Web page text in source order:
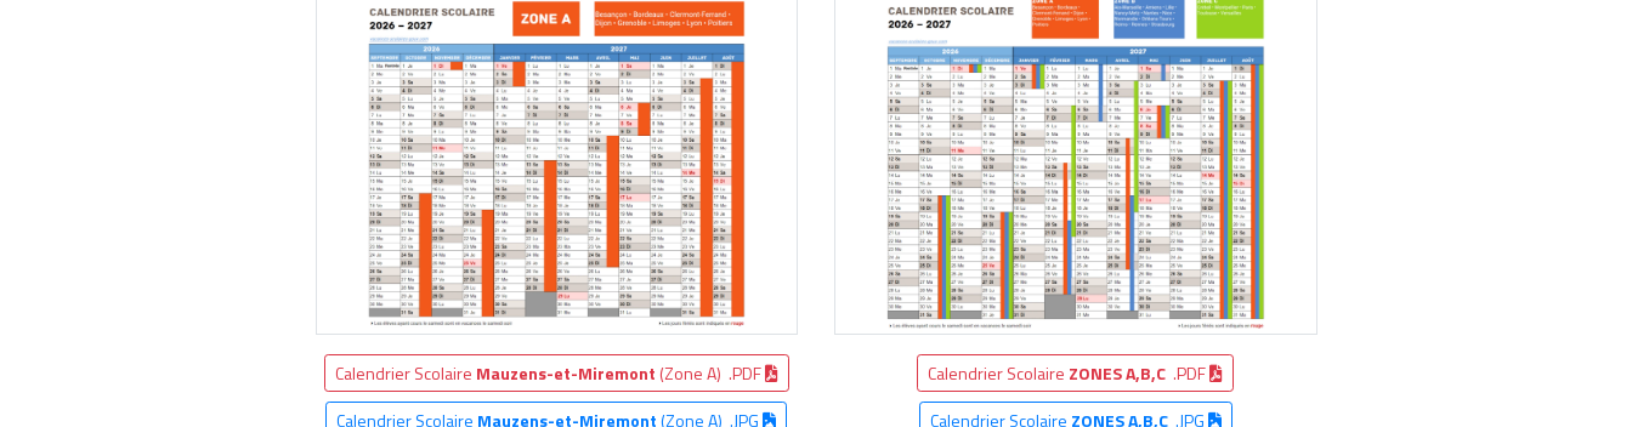
Calendrier Scolaire Mauzens-et-Miremont (Zone A) .PDF
Calendrier Scolaire Mauzens-et-Miremont(Zone A) .JPG
Calendrier Scolaire ZONES A,B,C .PDF
Calendrier Scolaire ZONES A,B,C.JPG